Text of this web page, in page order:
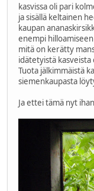
kasvissa oli pari
ja sisällä keltainen
kaupan
enempi
mitä on kerätty
idätetyistä
Tuota jälkimmäistä
siemenkaupasta
Ja ettei tämä nyt